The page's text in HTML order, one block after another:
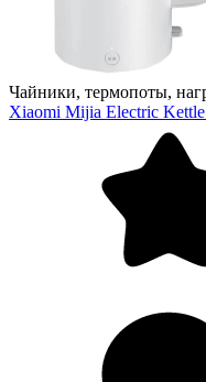
Чайники, термопоты,
Xiaomi Mijia Electric